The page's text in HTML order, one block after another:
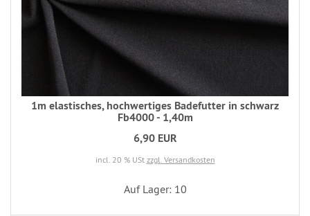
1m elastisches, hochwertiges Badefutter in schwarz
Fb4000 - 1,40m
6,90 EUR
incl. 20 % USt zzgl. Versandkosten
Auf Lager: 10